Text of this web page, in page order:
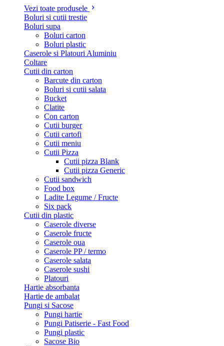
Vezi toate produsele
Boluri si cutii trestie
Boluri supa
Boluri carton
Boluri plastic
Caserole si Platouri Aluminiu
Coltare
Cutii din carton
Barcute din carton
Boluri si cutii salata
Bucket
Clatite
Con carton
Cutii burger
Cutii cartofi
Cutii meniu
Cutii Pizza
Cutii pizza Blank
Cutii pizza Generic
Cutii sandwich
Food box
Ladite Legume / Fructe
Six pack
Cutii din plastic
Caserole diverse
Caserole fructe
Caserole oua
Caserole PP / termo
Caserole salata
Caserole sushi
Platouri
Hartie absorbanta
Hartie de ambalat
Pungi si Sacose
Pungi hartie
Pungi Patiserie - Fast Food
Pungi plastic
Sacose Bio